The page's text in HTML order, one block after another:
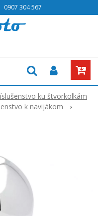
0907 304 567
ku štvorkolkám
k navijákom